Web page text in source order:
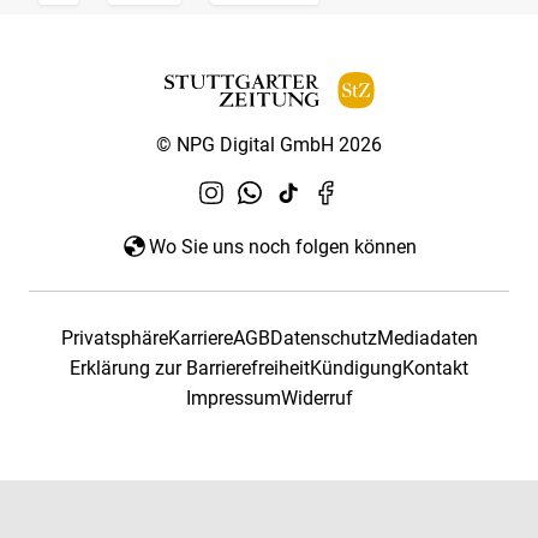
© NPG Digital GmbH 2026
Wo Sie uns noch folgen können
PrivatsphäreKarriereAGBDatenschutzMediadaten
Erklärung zur BarrierefreiheitKündigungKontakt
ImpressumWiderruf